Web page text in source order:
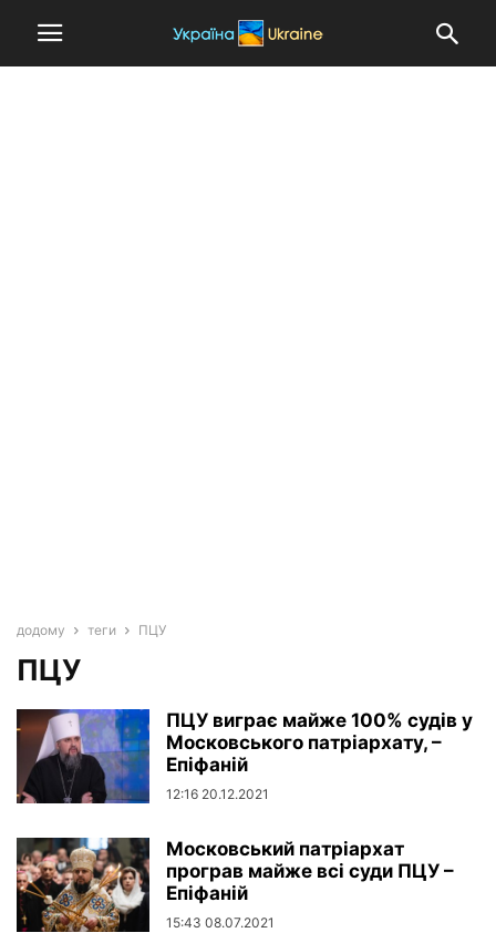
додому теги ПЦУ
ПЦУ
ПЦУ виграє майже 100% судів у
Московського патріархату, –
Епіфаній
12:16 20.12.2021
Московський патріархат
програв майже всі суди ПЦУ –
Епіфаній
15:43 08.07.2021